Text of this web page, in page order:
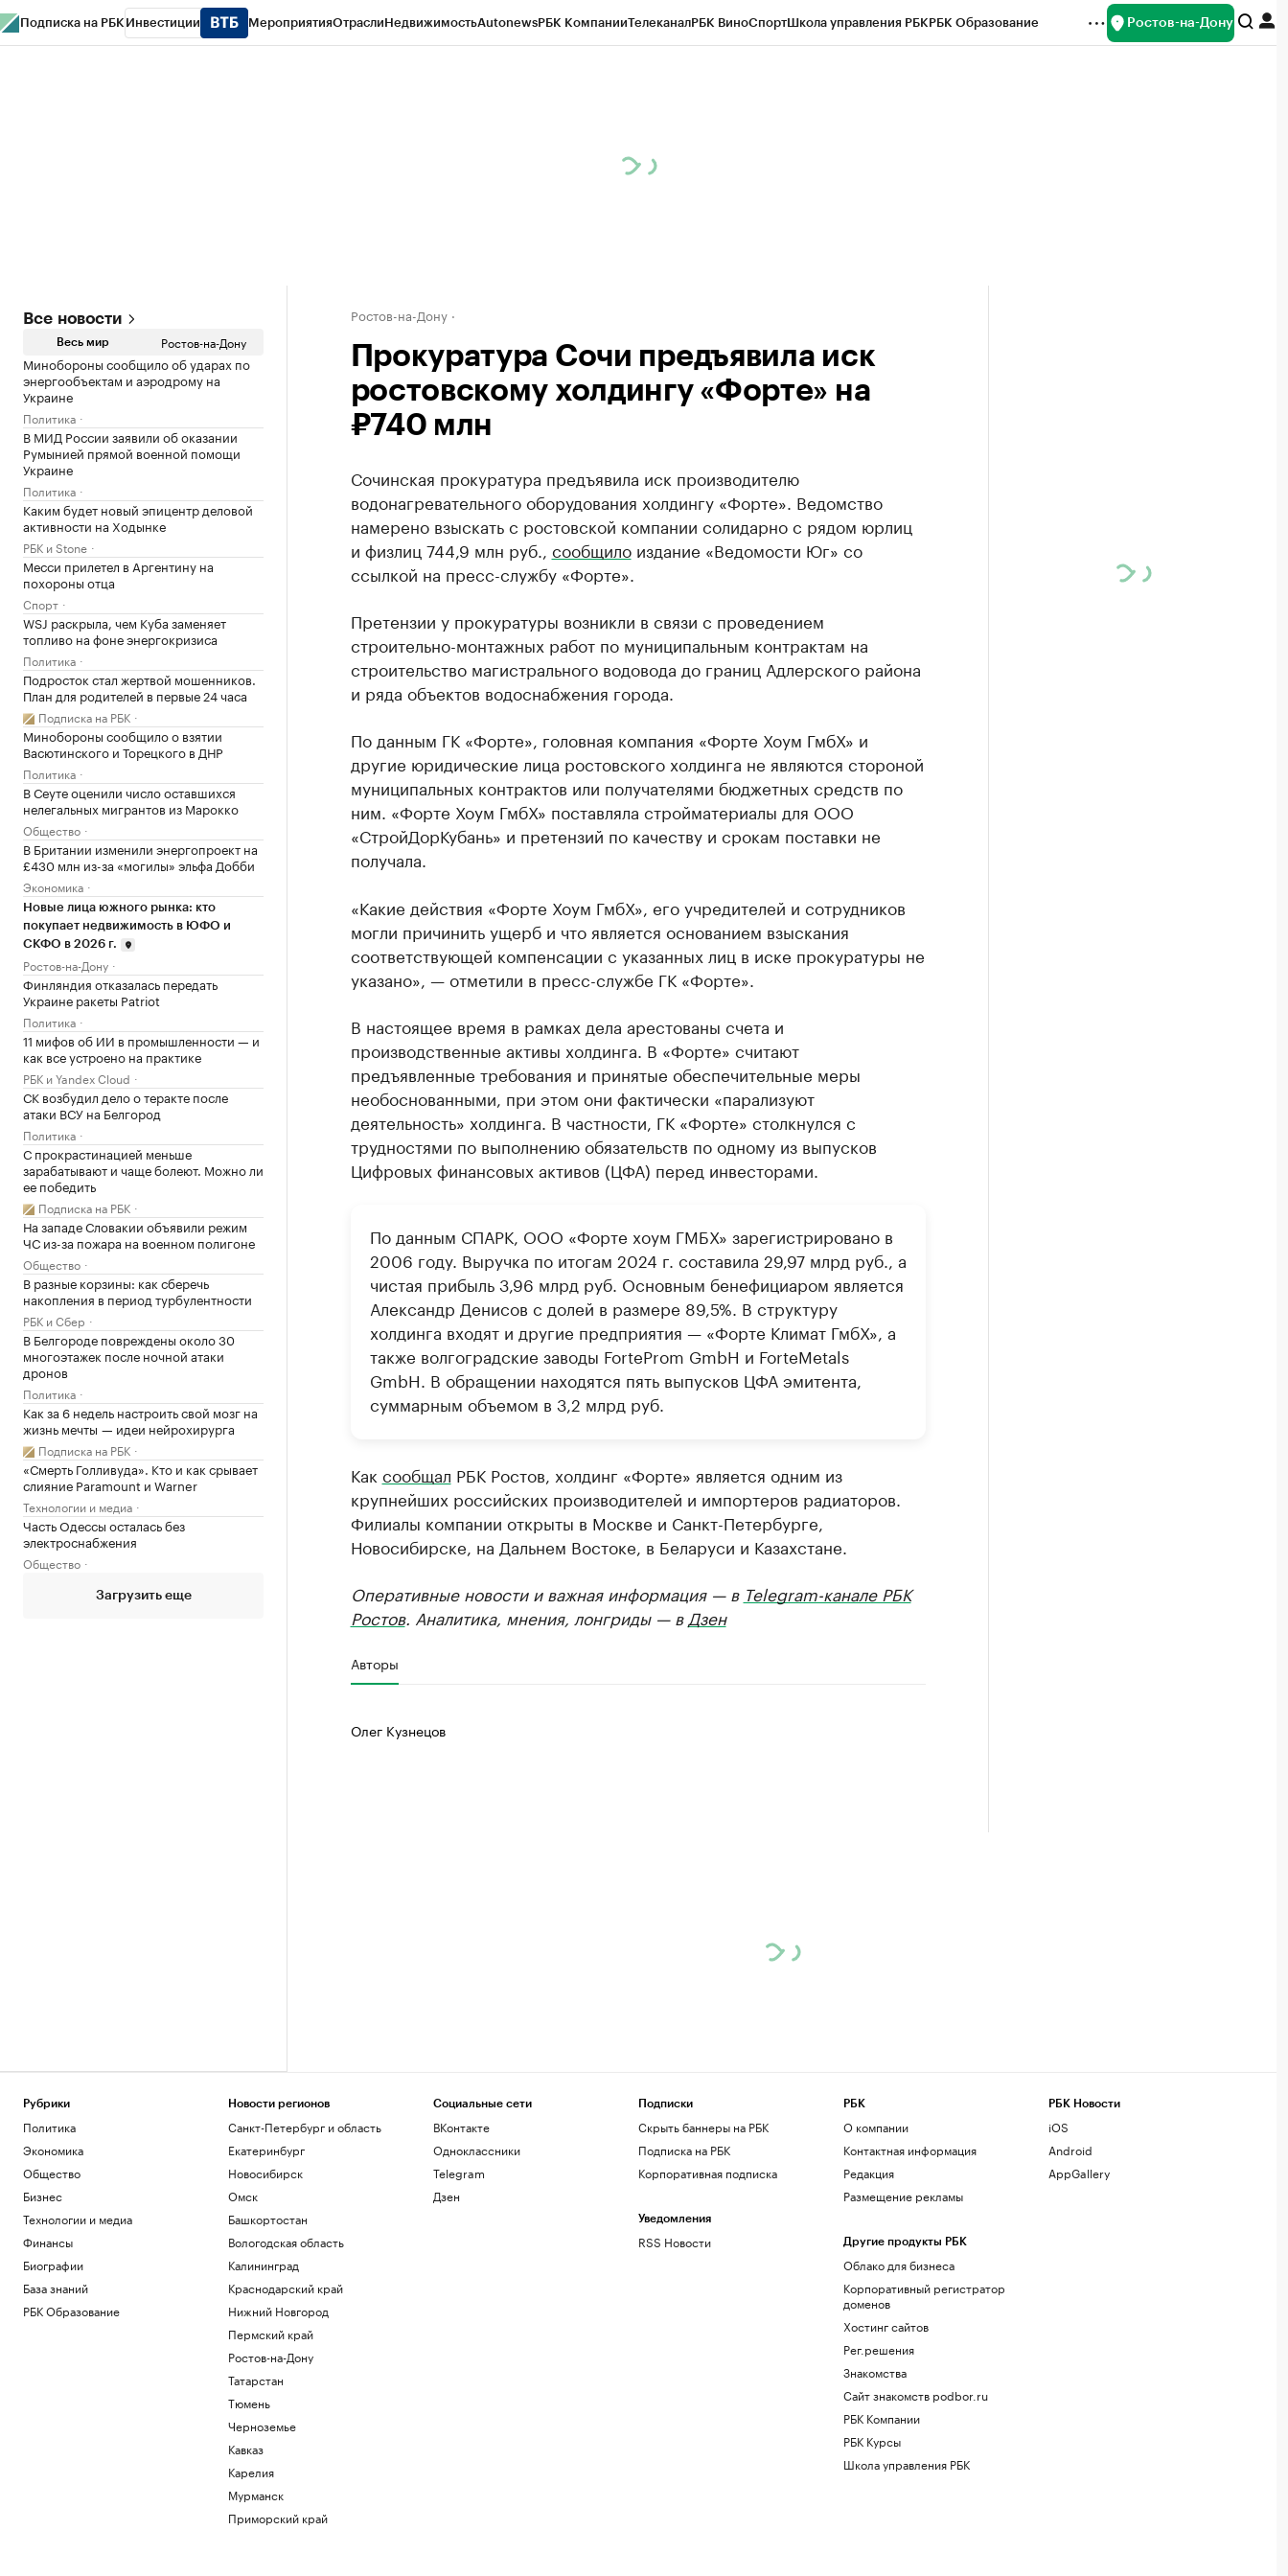
Подписка на РБК Инвестиции МероприятияОтраслиНедвижимостьAutonewsРБК КомпанииТелеканалРБК ВиноСпортШкола управления РБКРБК Образование Ростов-на-Дону
Все новости
Весь мир Ростов-на-Дону
Минобороны сообщило об ударах по
энергообъектам и аэродрому на
Украине
Политика
В МИД России заявили об оказании
Румынией прямой военной помощи
Украине
Политика
Каким будет новый эпицентр деловой
активности на Ходынке
РБК и Stone
Месси прилетел в Аргентину на
похороны отца
Спорт
WSJ раскрыла, чем Куба заменяет
топливо на фоне энергокризиса
Политика
Подросток стал жертвой мошенников.
План для родителей в первые 24 часа
Подписка на РБК
Минобороны сообщило о взятии
Васютинского и Торецкого в ДНР
Политика
В Сеуте оценили число оставшихся
нелегальных мигрантов из Марокко
Общество
В Британии изменили энергопроект на
£430 млн из-за «могилы» эльфа Добби
Экономика
Новые лица южного рынка: кто
покупает недвижимость в ЮФО и
СКФО в 2026 г.
Ростов-на-Дону
Финляндия отказалась передать
Украине ракеты Patriot
Политика
11 мифов об ИИ в промышленности — и
как все устроено на практике
РБК и Yandex Cloud
СК возбудил дело о теракте после
атаки ВСУ на Белгород
Политика
С прокрастинацией меньше
зарабатывают и чаще болеют. Можно ли
ее победить
Подписка на РБК
На западе Словакии объявили режим
ЧС из-за пожара на военном полигоне
Общество
В разные корзины: как сберечь
накопления в период турбулентности
РБК и Сбер
В Белгороде повреждены около 30
многоэтажек после ночной атаки
дронов
Политика
Как за 6 недель настроить свой мозг на
жизнь мечты — идеи нейрохирурга
Подписка на РБК
«Смерть Голливуда». Кто и как срывает
слияние Paramount и Warner
Технологии и медиа
Часть Одессы осталась без
электроснабжения
Общество
Загрузить еще
Ростов-на-Дону
Прокуратура Сочи предъявила иск
ростовскому холдингу «Форте» на
₽740 млн
Сочинская прокуратура предъявила иск производителю
водонагревательного оборудования холдингу «Форте». Ведомство
намерено взыскать с ростовской компании солидарно с рядом юрлиц
и физлиц 744,9 млн руб., сообщилоиздание «Ведомости Юг» со
ссылкой на пресс-службу «Форте».
Претензии у прокуратуры возникли в связи с проведением
строительно-монтажных работ по муниципальным контрактам на
строительство магистрального водовода до границ Адлерского района
и ряда объектов водоснабжения города.
По данным ГК «Форте», головная компания «Форте Хоум ГмбХ» и
другие юридические лица ростовского холдинга не являются стороной
муниципальных контрактов или получателями бюджетных средств по
ним. «Форте Хоум ГмбХ» поставляла стройматериалы для ООО
«СтройДорКубань» и претензий по качеству и срокам поставки не
получала.
«Какие действия «Форте Хоум ГмбХ», его учредителей и сотрудников
могли причинить ущерб и что является основанием взыскания
соответствующей компенсации с указанных лиц в иске прокуратуры не
указано», — отметили в пресс-службе ГК «Форте».
В настоящее время в рамках дела арестованы счета и
производственные активы холдинга. В «Форте» считают
предъявленные требования и принятые обеспечительные меры
необоснованными, при этом они фактически «парализуют
деятельность» холдинга. В частности, ГК «Форте» столкнулся с
трудностями по выполнению обязательств по одному из выпусков
Цифровых финансовых активов (ЦФА) перед инвесторами.
По данным СПАРК, ООО «Форте хоум ГМБХ» зарегистрировано в
2006 году. Выручка по итогам 2024 г. составила 29,97 млрд руб., а
чистая прибыль 3,96 млрд руб. Основным бенефициаром является
Александр Денисов с долей в размере 89,5%. В структуру
холдинга входят и другие предприятия — «Форте Климат ГмбХ», а
также волгоградские заводы ForteProm GmbH и ForteMetals
GmbH. В обращении находятся пять выпусков ЦФА эмитента,
суммарным объемом в 3,2 млрд руб.
Как сообщал РБК Ростов, холдинг «Форте» является одним из
крупнейших российских производителей и импортеров радиаторов.
Филиалы компании открыты в Москве и Санкт-Петербурге,
Новосибирске, на Дальнем Востоке, в Беларуси и Казахстане.
Оперативные новости и важная информация — в Telegram-канале РБК
Ростов. Аналитика, мнения, лонгриды — в Дзен
Авторы
Олег Кузнецов
Рубрики
Политика
Экономика
Общество
Бизнес
Технологии и медиа
Финансы
Биографии
База знаний
РБК Образование
Новости регионов
Санкт-Петербург и область
Екатеринбург
Новосибирск
Омск
Башкортостан
Вологодская область
Калининград
Краснодарский край
Нижний Новгород
Пермский край
Ростов-на-Дону
Татарстан
Тюмень
Черноземье
Кавказ
Карелия
Мурманск
Приморский край
Социальные сети
ВКонтакте
Одноклассники
Telegram
Дзен
Подписки
Скрыть баннеры на РБК
Подписка на РБК
Корпоративная подписка
Уведомления
RSS Новости
РБК
О компании
Контактная информация
Редакция
Размещение рекламы
Другие продукты РБК
Облако для бизнеса
Корпоративный регистратор
доменов
Хостинг сайтов
Рег.решения
Знакомства
Сайт знакомств podbor.ru
РБК Компании
РБК Курсы
Школа управления РБК
РБК Новости
iOS
Android
AppGallery